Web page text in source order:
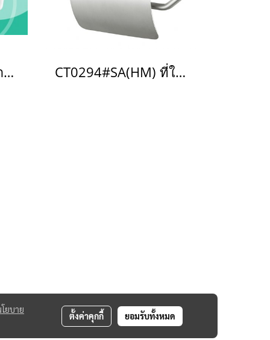
A902-WT ที่ใส่กระดาษ สีขาว CT0294#SA(HM) ที่ใส่กระดาษชำระแบบมีฝาปิด รุ่น Titus
ยบาย
ตั้งค่าคุกกี้ ยอมรับทั้งหมด